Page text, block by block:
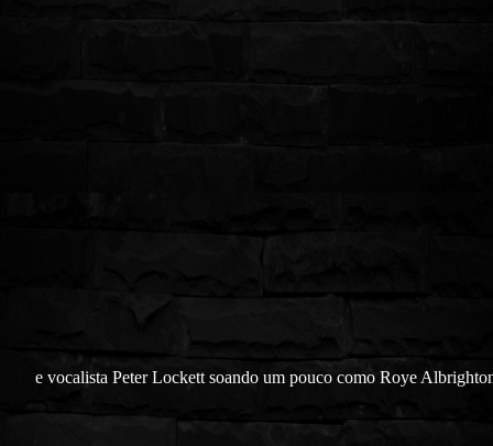
e vocalista Peter Lockett soando um pouco como Roye